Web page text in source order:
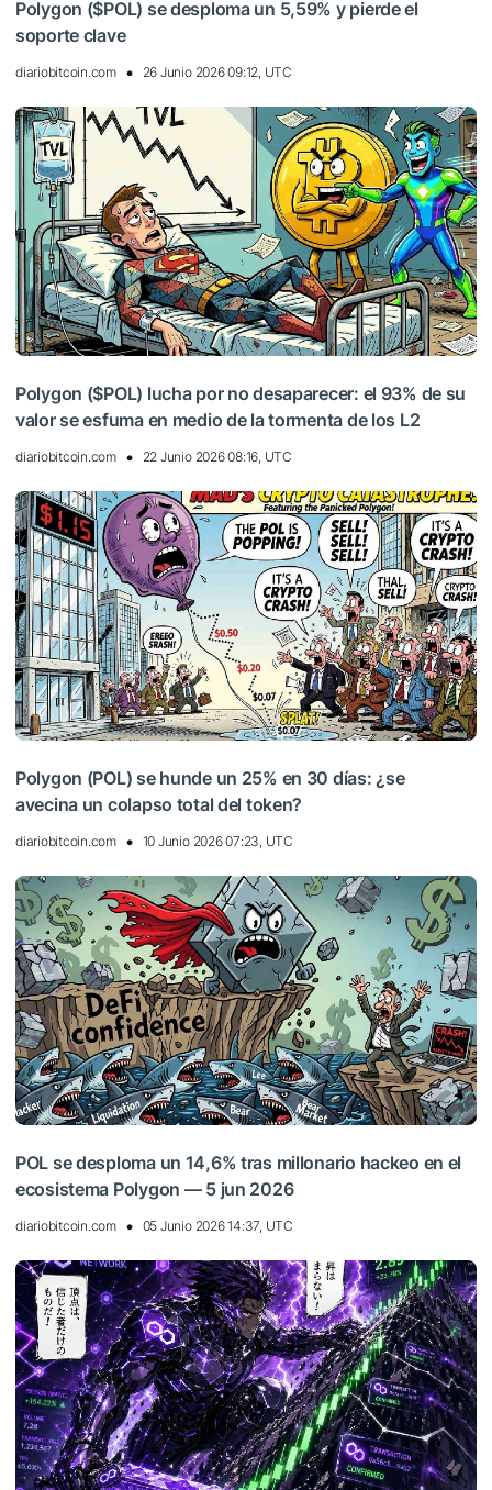
Polygon ($POL) se desploma un 5,59% y pierde el
soporte clave
diariobitcoin.com 26 Junio 2026 09:12, UTC
Polygon ($POL) lucha por no desaparecer: el 93% de su
valor se esfuma en medio de la tormenta de los L2
diariobitcoin.com 22 Junio 2026 08:16, UTC
Polygon (POL) se hunde un 25% en 30 días: ¿se
avecina un colapso total del token?
diariobitcoin.com 10 Junio 2026 07:23, UTC
POL se desploma un 14,6% tras millonario hackeo en el
ecosistema Polygon — 5 jun 2026
diariobitcoin.com 05 Junio 2026 14:37, UTC